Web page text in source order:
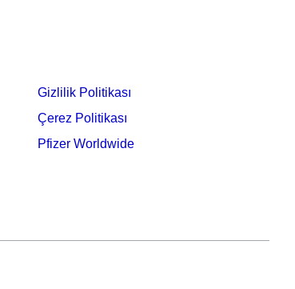
Gizlilik Politikası
Çerez Politikası
Pfizer Worldwide